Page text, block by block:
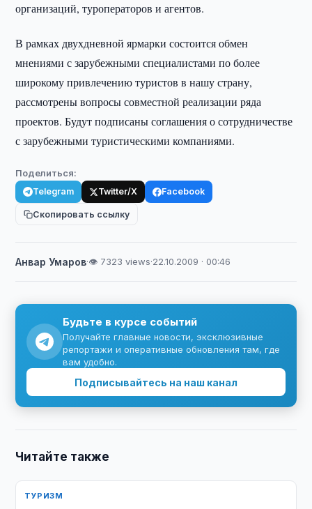
организаций, туроператоров и агентов.
В рамках двухдневной ярмарки состоится обмен
мнениями с зарубежными специалистами по более
широкому привлечению туристов в нашу страну,
рассмотрены вопросы совместной реализации ряда
проектов. Будут подписаны соглашения о сотрудничестве
с зарубежными туристическими компаниями.
Поделиться:
Telegram Twitter/X Facebook
Скопировать ссылку
Анвар Умаров·👁 7323 views·22.10.2009 · 00:46
Будьте в курсе событий
Получайте главные новости, эксклюзивные
репортажи и оперативные обновления там, где
вам удобно.
Подписывайтесь на наш канал
Читайте также
ТУРИЗМ